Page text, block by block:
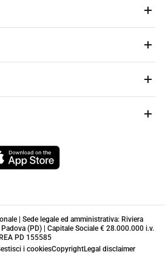
| Sede legale ed amministrativa: Riviera
(PD) | Capitale Sociale € 28.000.000 i.v.
PD 155585
i cookiesCopyrightLegal disclaimer